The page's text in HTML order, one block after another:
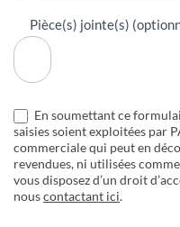
Pièce(s) jointe(s)
En soumettant ce
saisies soient exploitées par
commerciale qui peut en
revendues, ni utilisées
vous disposez d’un droit
nouscontactant ici.